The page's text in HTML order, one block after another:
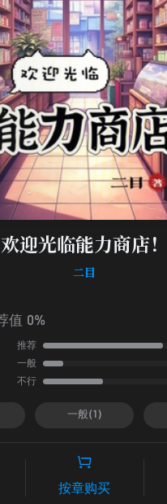
欢迎光临能力商店！
二目
值 0%
推荐
一般
不行
一般(1)
按章购买